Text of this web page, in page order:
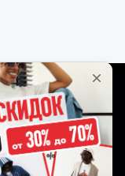
“Нохо